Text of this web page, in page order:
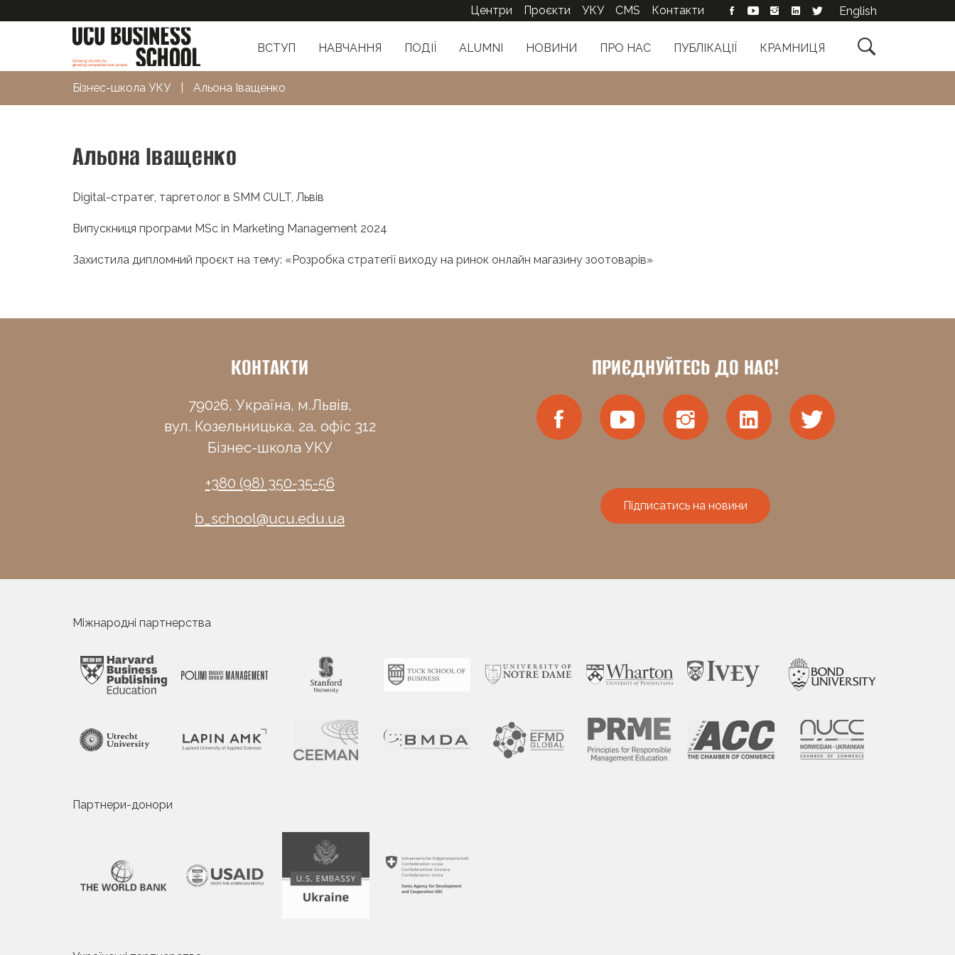

ВСТУП НАВЧАННЯ ПОДІЇ ALUMNI НОВИНИ ПРО НАС ПУБЛІКАЦІЇ КРАМНИЦЯ
Центри Проєкти УКУ CMS Контакти English
Бізнес-школа УКУ Альона Іващенко
Альона Іващенко
Digital-стратег, таргетолог в SMM CULT, Львів
Випускниця програми MSc in Marketing Management 2024
Захистила дипломний проєкт на тему: «Розробка стратегії виходу на ринок онлайн магазину зоотоварів»
КОНТАКТИ
79026, Україна, м.Львів,
вул. Козельницька, 2а, офіс 312
Бізнес-школа УКУ
+380 (98) 350-35-56
b_school@ucu.edu.ua
ПРИЄДНУЙТЕСЬ ДО НАС!
Підписатись на новини
Міжнародні партнерства
Партнери-донори